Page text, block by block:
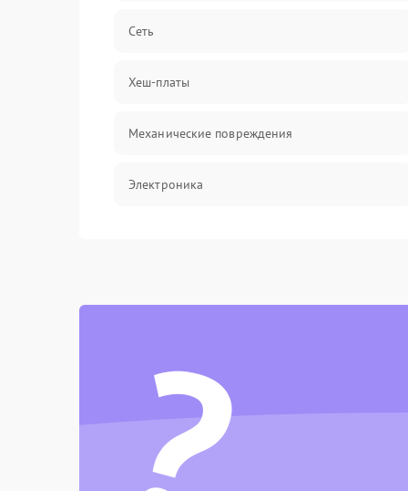
Сеть
Хеш-платы
Механические повреждения
Электроника
Теплотехническая